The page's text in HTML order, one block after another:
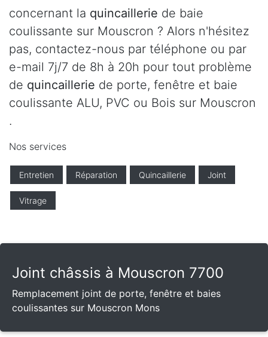
concernant la quincaillerie de baie
coulissante sur Mouscron ? Alors n'hésitez
pas, contactez-nous par téléphone ou par
e-mail 7j/7 de 8h à 20h pour tout problème
de quincaillerie de porte, fenêtre et baie
coulissante ALU, PVC ou Bois sur Mouscron
.
Nos services
Entretien Réparation Quincaillerie Joint
Vitrage
Joint châssis à Mouscron 7700
Remplacement joint de porte, fenêtre et baies
coulissantes sur Mouscron Mons